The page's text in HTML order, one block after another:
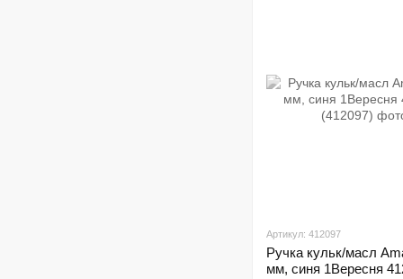
Артикул: 412097
Ручка кульк/масл
мм, синя 1Вересня